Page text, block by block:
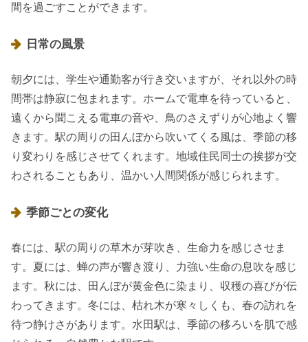
間を過ごすことができます。
日常の風景
朝夕には、学生や通勤客が行き交いますが、それ以外の時
間帯は静寂に包まれます。ホームで電車を待っていると、
遠くから聞こえる電車の音や、鳥のさえずりが心地よく響
きます。駅の周りの田んぼから吹いてくる風は、季節の移
り変わりを感じさせてくれます。地域住民同士の挨拶が交
わされることもあり、温かい人間関係が感じられます。
季節ごとの変化
春には、駅の周りの草木が芽吹き、生命力を感じさせま
す。夏には、蝉の声が響き渡り、力強い生命の息吹を感じ
ます。秋には、田んぼが黄金色に染まり、収穫の喜びが伝
わってきます。冬には、枯れ木が寒々しくも、春の訪れを
待つ静けさがあります。水田駅は、季節の移ろいを肌で感